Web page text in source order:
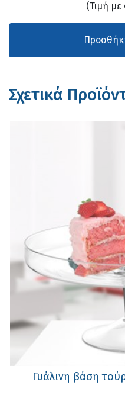
(Τιμή με
Σχετικά
Γυάλινη βάση